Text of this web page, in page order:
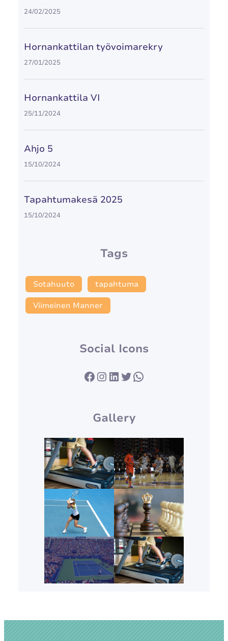
24/02/2025
Hornankattilan työvoimarekry
27/01/2025
Hornankattila VI
25/11/2024
Ahjo 5
15/10/2024
Tapahtumakesä 2025
15/10/2024
Tags
Sotahuuto tapahtuma
Viimeinen Manner
Social Icons
Facebook InstagramLinkedIn Twitter WhatsApp
Gallery